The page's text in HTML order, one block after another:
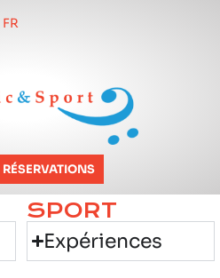
FR
RÉSERVATIONS
SPORT
Expériences